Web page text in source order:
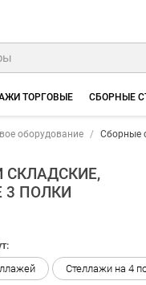
ТОРГОВЫЕ СБОРНЫЕ
оборудование Сборные
3 ПОЛКИ
Стеллажи на 4